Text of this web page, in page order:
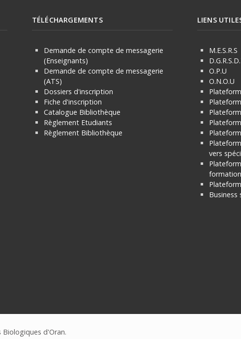
TÉLÉCHARGEMENTS
Demande de compte de messagerie
(Enseignants)
Demande de compte de messagerie
(ATS)
Dossiers d'inscription
Fiche d'inscription
Catalogue Bibliothèque
Règlement Etudiants
RèglementBibliothèque
LIENS
M.E.S.R.S
O.P.U
O.N.O.U
vers
Business
Biologiques d'Oran.